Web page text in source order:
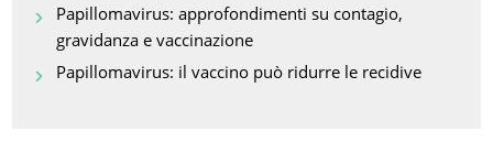
Papillomavirus: approfondimenti su contagio,
gravidanza e vaccinazione
Papillomavirus: il vaccino può ridurre le recidive